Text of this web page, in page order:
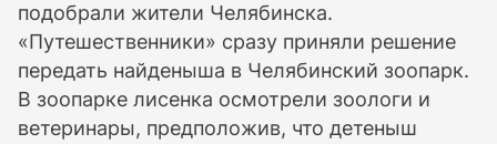
подобрали жители Челябинска.
«Путешественники» сразу приняли решение
передать найденыша в Челябинский зоопарк.
В зоопарке лисенка осмотрели зоологи и
ветеринары, предположив, что детеныш